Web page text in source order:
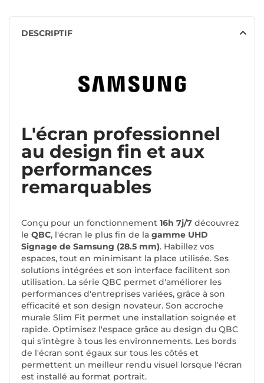
DESCRIPTIF
L'écran professionnel
au design fin et aux
performances
remarquables
Conçu pour un fonctionnement 16h 7j/7 découvrez
le QBC, l'écran le plus fin de la gamme UHD
Signage de Samsung (28.5 mm). Habillez vos
espaces, tout en minimisant la place utilisée. Ses
solutions intégrées et son interface facilitent son
utilisation. La série QBC permet d'améliorer les
performances d'entreprises variées, grâce à son
efficacité et son design novateur. Son accroche
murale Slim Fit permet une installation soignée et
rapide. Optimisez l'espace grâce au design du QBC
qui s'intègre à tous les environnements. Les bords
de l'écran sont égaux sur tous les côtés et
permettent un meilleur rendu visuel lorsque l'écran
est installé au format portrait.